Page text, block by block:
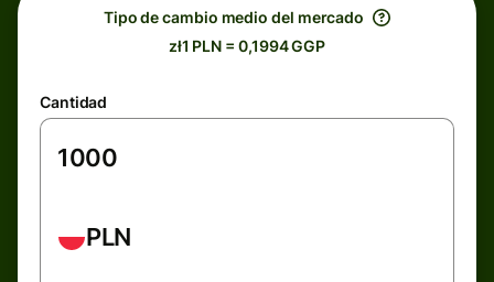
Tipo de cambio medio del mercado
zł1 PLN = 0,1994 GGP
Cantidad
PLN